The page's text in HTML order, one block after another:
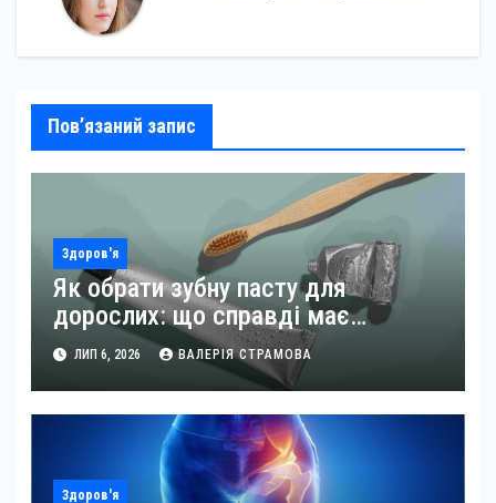
Пов’язаний запис
Здоров'я
Як обрати зубну пасту для
дорослих: що справді має
значення
ЛИП 6, 2026 ВАЛЕРІЯ СТРАМОВА
Здоров'я